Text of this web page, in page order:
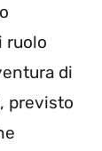
ruolo
di
previsto